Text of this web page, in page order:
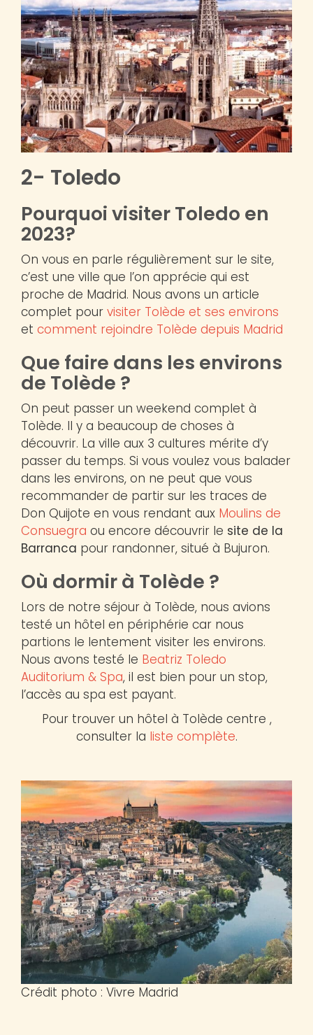
2- Toledo
Pourquoi visiter Toledo en
2023?
On vous en parle régulièrement sur le site,
c’est une ville que l’on apprécie qui est
proche de Madrid. Nous avons un article
complet pour visiter Tolède et ses environs
et comment rejoindre Tolède depuis Madrid
Que faire dans les environs
de Tolède ?
On peut passer un weekend complet à
Tolède. Il y a beaucoup de choses à
découvrir. La ville aux 3 cultures mérite d’y
passer du temps. Si vous voulez vous balader
dans les environs, on ne peut que vous
recommander de partir sur les traces de
Don Quijote en vous rendant aux Moulins de
Consuegra ou encore découvrir le site de la
Barranca pour randonner, situé à Bujuron.
Où dormir à Tolède ?
Lors de notre séjour à Tolède, nous avions
testé un hôtel en périphérie car nous
partions le lentement visiter les environs.
Nous avons testé le Beatriz Toledo
Auditorium & Spa, il est bien pour un stop,
l’accès au spa est payant.
Pour trouver un hôtel à Tolède centre ,
consulter la liste complète.
Crédit photo : Vivre Madrid